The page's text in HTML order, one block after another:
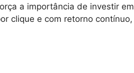
a importância de investir
clique e com retorno